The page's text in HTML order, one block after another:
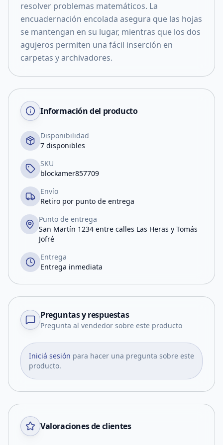
resolver problemas matemáticos. La
encuadernación encolada asegura que las hojas
se mantengan en su lugar, mientras que los dos
agujeros permiten una fácil inserción en
carpetas y archivadores.
Información del producto
Disponibilidad
7 disponibles
SKU
blockamer857709
Envío
Retiro por punto de entrega
Punto de entrega
San Martín 1234 entre calles Las Heras y Tomás
Jofré
Entrega
Entrega inmediata
Preguntas y respuestas
Pregunta al vendedor sobre este producto
Iniciá sesión para hacer una pregunta sobre este
producto.
Valoraciones de clientes